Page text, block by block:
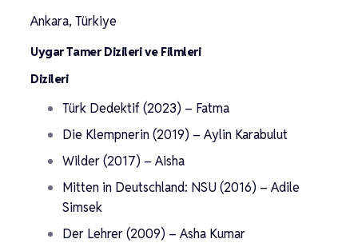
Ankara, Türkiye
Uygar Tamer Dizileri ve Filmleri
Dizileri
Türk Dedektif (2023) – Fatma
Die Klempnerin (2019) – Aylin Karabulut
Wilder (2017) – Aisha
Mitten in Deutschland: NSU (2016) – Adile
Simsek
Der Lehrer (2009) – Asha Kumar